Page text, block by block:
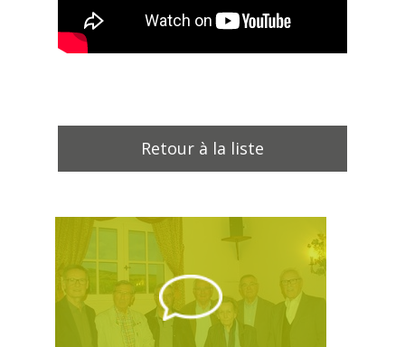
Retour à la liste